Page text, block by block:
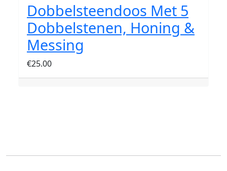
Dobbelsteendoos Met 5
Dobbelstenen, Honing &
Messing
€25.00